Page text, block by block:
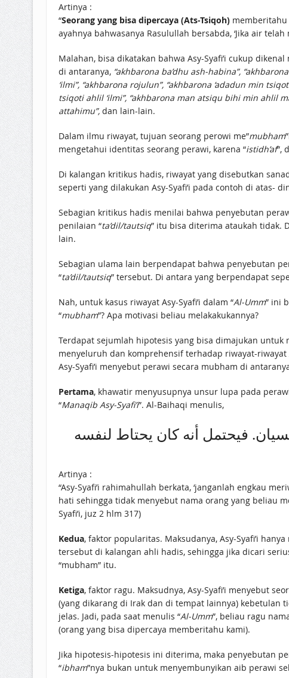
Artinya :
“Seorang yang bisa dipercaya (Ats-Tsiqoh)memberitahu
ayahnya bahwasanya Rasulullah bersabda, ‘Jika air
Malahan, bisa dikatakan bahwa Asy-Syafi’i cukup
di antaranya, “akhbarona ba’dhu ash-habina”,
‘ilmi”, “akhbarona rojulun”, “akhbarona ‘adadun min
tsiqoti ahlil ‘ilmi”, “akhbarona man atsiqu bihi min ahlil
attahimu”, dan lain-lain.
Dalam ilmu riwayat, tujuan seorang perowi me”mubham
mengetahui identitas seorang perawi, karena “istidh’af”,
Di kalangan kritikus hadis, riwayat yang disebutkan
seperti yang dilakukan Asy-Syafi’i pada contoh di atas-
Sebagian kritikus hadis menilai bahwa penyebutan
penilaian “ta’dil/tautsiq” itu bisa diterima ataukah tidak.
lain.
Sebagian ulama lain berpendapat bahwa penyebutan
“ta’dil/tautsiq” tersebut. Di antara yang berpendapat
Nah, untuk kasus riwayat Asy-Syafi’i dalam “Al-Umm” ini
“mubham”? Apa motivasi beliau melakakukannya?
Terdapat sejumlah hipotesis yang bisa dimajukan
menyeluruh dan komprehensif terhadap riwayat-
Asy-Syafi’i menyebut perawi secara mubham di
Pertama, khawatir menyusupnya unsur lupa pada
“Manaqib Asy-Syafi’i”. Al-Baihaqi menulis,
فيحتمل أنه كان يحتاط لنفسه
Artinya :
“Asy-Syafi’i rahimahullah berkata, ‘janganlah engkau
hati sehingga tidak menyebut nama orang yang beliau
Syafi’i, juz 2 hlm 317)
Kedua, faktor popularitas. Maksudanya, Asy-Syafi’i
tersebut di kalangan ahli hadis, sehingga jika dicari
“mubham” itu.
Ketiga, faktor ragu. Maksudnya, Asy-Syafi’i menyebut
(yang dikarang di Irak dan di tempat lainnya) kebetulan
jelas. Jadi, pada saat menulis “Al-Umm”, beliau ragu
(orang yang bisa dipercaya memberitahu kami).
Jika hipotesis-hipotesis ini diterima, maka penyebutan
“ibham”nya bukan untuk menyembunyikan aib perawi